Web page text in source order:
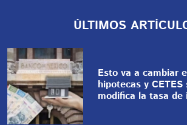
ÚLTIMOS
Esto va a cambiar
hipotecas y
modifica la tasa de